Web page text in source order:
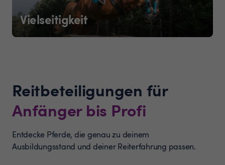
Vielseitigkeit
Reitbeteiligungen für
Anfänger bis Profi
Entdecke Pferde, die genau zu deinem
Ausbildungsstand und deiner Reiterfahrung passen.